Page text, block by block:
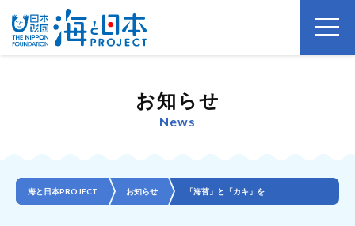
お知らせ
News
海と日本PROJECT お知らせ